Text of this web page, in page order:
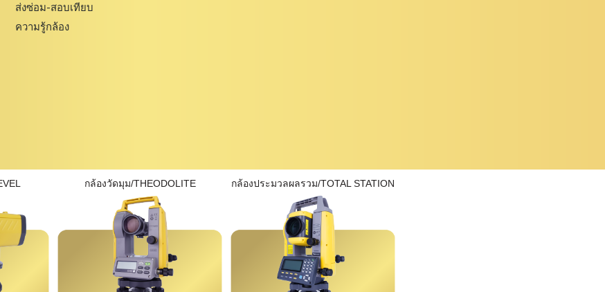
ส่งซ่อม-สอบเทียบ
ความรู้กล้อง
กล้องวัดมุม/THEODOLITE กล้องประมวลผลรวม/TOTAL STATION